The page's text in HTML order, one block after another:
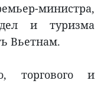
министра,
и туризма
Вьетнам.
торгового и